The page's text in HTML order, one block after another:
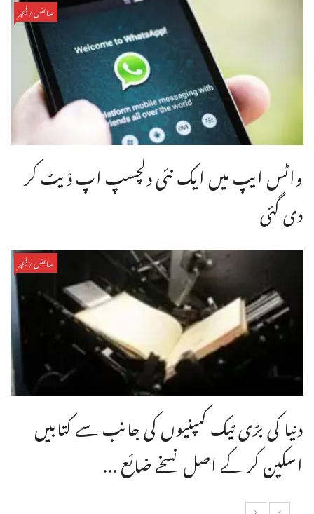
سائنس/فیچر
واٹس ایپ میں ایک نئی دلچسپ اپ ڈیٹ کر
دی گئی
سائنس/فیچر
دنیا کی بڑی ٹیک کمپنیوں کی جانب سے کتابیں
اسکین کر کے اصل نسخے ضائع ...